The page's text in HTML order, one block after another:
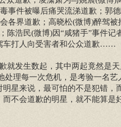
事件被曝后痛哭流涕道歉；郭
各界道歉；高晓松(微博)醉驾被
陈浩民(微博)因“咸猪手”事件记
车打人向受害者和公众道歉……
就发生数起，其中两起竟然是
处理每一次危机，是考验一名艺
星来说，最可怕的不是犯错，
不会道歉的明星，就不能算是